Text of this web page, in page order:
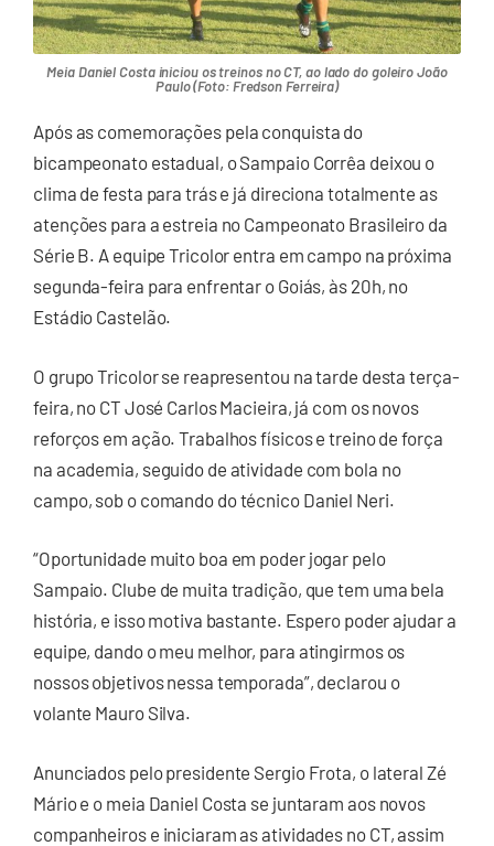
Meia Daniel Costa iniciou os treinos no CT, ao lado do goleiro João
Paulo (Foto: Fredson Ferreira)
Após as comemorações pela conquista do
bicampeonato estadual, o Sampaio Corrêa deixou o
clima de festa para trás e já direciona totalmente as
atenções para a estreia no Campeonato Brasileiro da
Série B. A equipe Tricolor entra em campo na próxima
segunda-feira para enfrentar o Goiás, às 20h, no
Estádio Castelão.
O grupo Tricolor se reapresentou na tarde desta terça-
feira, no CT José Carlos Macieira, já com os novos
reforços em ação. Trabalhos físicos e treino de força
na academia, seguido de atividade com bola no
campo, sob o comando do técnico Daniel Neri.
“Oportunidade muito boa em poder jogar pelo
Sampaio. Clube de muita tradição, que tem uma bela
história, e isso motiva bastante. Espero poder ajudar a
equipe, dando o meu melhor, para atingirmos os
nossos objetivos nessa temporada”, declarou o
volante Mauro Silva.
Anunciados pelo presidente Sergio Frota, o lateral Zé
Mário e o meia Daniel Costa se juntaram aos novos
companheiros e iniciaram as atividades no CT, assim